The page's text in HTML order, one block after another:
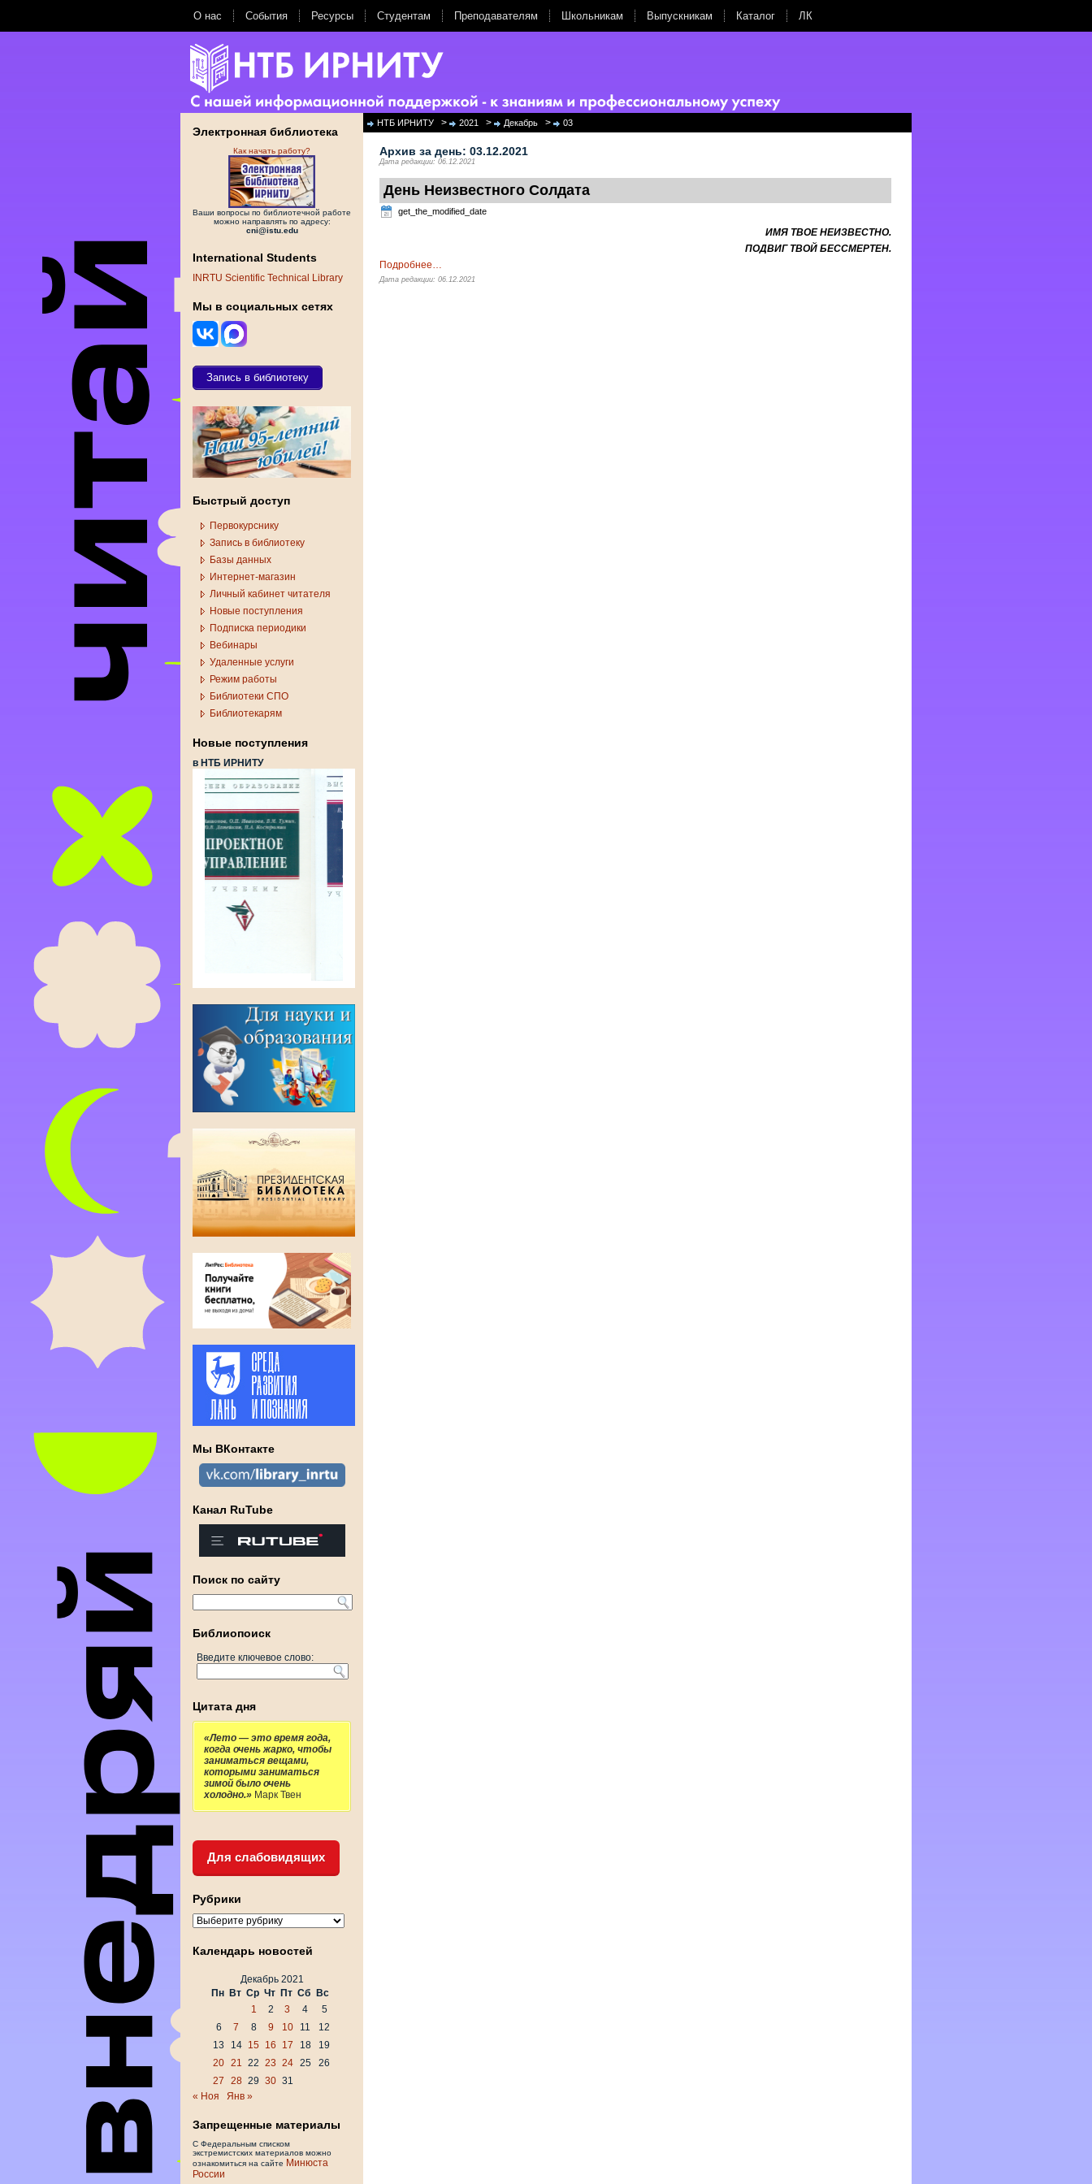
О нас События Ресурсы Студентам Преподавателям Школьникам Выпускникам Каталог ЛК
Электронная библиотека
Как начать работу?
Ваши вопросы по библиотечной работе
можно направлять по адресу:
cni@istu.edu
International Students
INRTU Scientific Technical Library
Мы в социальных сетях
Запись в библиотеку
Быстрый доступ
Первокурснику
Запись в библиотеку
Базы данных
Интернет-магазин
Личный кабинет читателя
Новые поступления
Подписка периодики
Вебинары
Удаленные услуги
Режим работы
Библиотеки СПО
Библиотекарям
Новые поступления
в НТБ ИРНИТУ
Мы ВКонтакте
Канал RuTube
Поиск по сайту
Библиопоиск
Введите ключевое слово:
Цитата дня
«Лето — это время года,
когда очень жарко, чтобы
заниматься вещами,
которыми заниматься
зимой было очень
холодно.» Марк Твен
Для слабовидящих
Рубрики
Рубрики
Календарь новостей
Декабрь 2021
Пн Вт Ср Чт Пт Сб
Вс
1
2 3 4
5
6
7 8 9 10 11
12
13
14 15 16 17 18
19
20 21 22 23 24 25
26
27
28 29 30 31
« Ноя
Янв »
Запрещенные материалы
С Федеральным списком
экстремистских материалов можно
ознакомиться на сайте Минюста
России
НТБ ИРНИТУ > 2021 > Декабрь > 03
Архив за день: 03.12.2021
Дата редакции: 06.12.2021
День Неизвестного Солдата
get_the_modified_date
ИМЯ ТВОЕ НЕИЗВЕСТНО.
ПОДВИГ ТВОЙ БЕССМЕРТЕН.
Подробнее…
Дата редакции: 06.12.2021